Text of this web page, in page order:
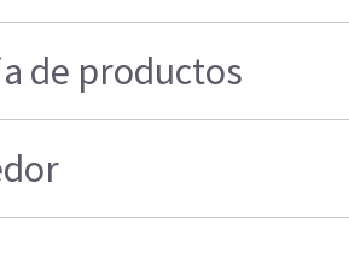
de productos